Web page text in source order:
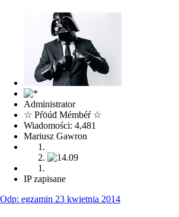
Administrator
☆ Pŕöúđ Mémbéŕ ☆
Wiadomości: 4,481
Mariusz Gawron
IP zapisane
Odp: egzamin 23 kwietnia 2014